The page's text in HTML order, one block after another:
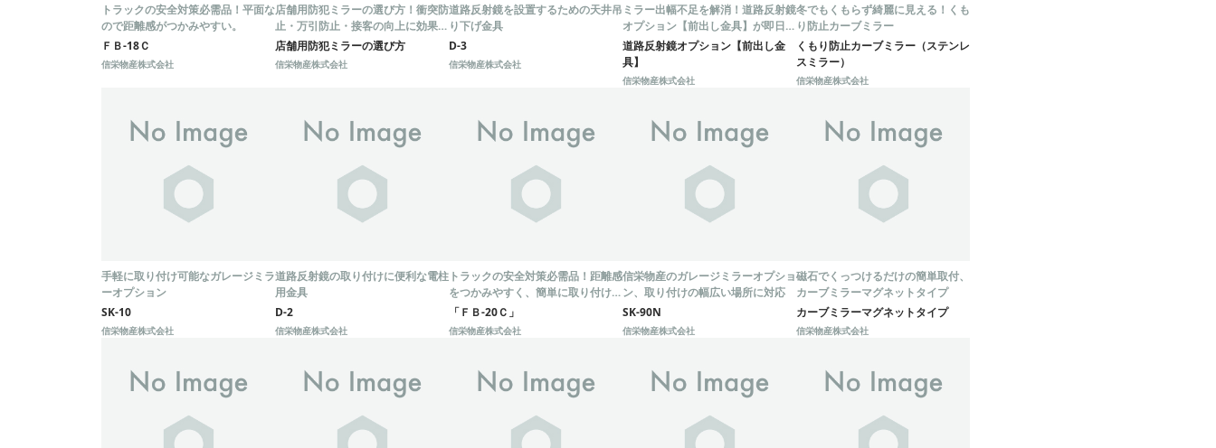
トラックの安全対策必需品！平面な
ので距離感がつかみやすい。
ＦＢ-18Ｃ
信栄物産株式会社
店舗用防犯ミラーの選び方！衝突防
止・万引防止・接客の向上に効果抜
群
店舗用防犯ミラーの選び方
信栄物産株式会社
道路反射鏡を設置するための天井吊
り下げ金具
D-3
信栄物産株式会社
ミラー出幅不足を解消！道路反射鏡
オプション【前出し金具】が即日対
応！
道路反射鏡オプション【前出し金
具】
信栄物産株式会社
冬でもくもらず綺麗に見える！くも
り防止カーブミラー
くもり防止カーブミラー（ステンレ
スミラー）
信栄物産株式会社
手軽に取り付け可能なガレージミラ
ーオプション
SK-10
信栄物産株式会社
道路反射鏡の取り付けに便利な電柱
用金具
D-2
信栄物産株式会社
トラックの安全対策必需品！距離感
をつかみやすく、簡単に取り付け可
能
「ＦＢ-20Ｃ」
信栄物産株式会社
信栄物産のガレージミラーオプショ
ン、取り付けの幅広い場所に対応
SK-90N
信栄物産株式会社
磁石でくっつけるだけの簡単取付、
カーブミラーマグネットタイプ
カーブミラーマグネットタイプ
信栄物産株式会社